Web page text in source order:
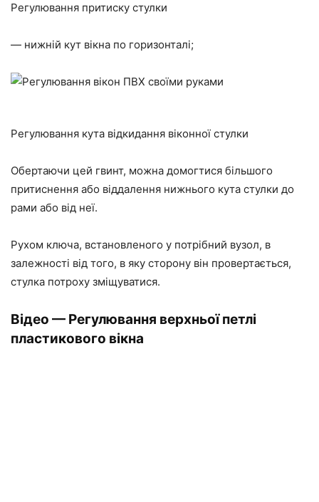
Регулювання притиску стулки
— нижній кут вікна по горизонталі;
Регулювання кута відкидання віконної стулки
Обертаючи цей гвинт, можна домогтися більшого
притиснення або віддалення нижнього кута стулки до
рами або від неї.
Рухом ключа, встановленого у потрібний вузол, в
залежності від того, в яку сторону він провертається,
стулка потроху зміщуватися.
Відео — Регулювання верхньої петлі
пластикового вікна